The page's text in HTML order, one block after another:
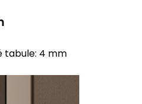
tabule: 4 mm